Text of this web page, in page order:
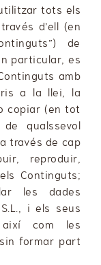
tots els
d’ell (en
de
particular, es
amb
a la llei, la
copiar (en tot
qualssevol
través de cap
reproduir,
Continguts;
les dades
S.L., i els seus
com les
formar part